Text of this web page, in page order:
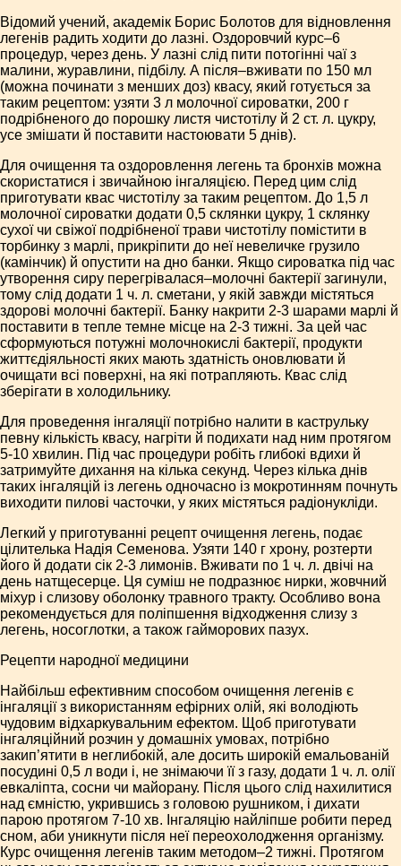
Відомий учений, академік Борис Болотов для відновлення
легенів радить ходити до лазні. Оздоровчий курс–6
процедур, через день. У лазні слід пити потогінні чаї з
малини, журавлини, підбілу. А після–вживати по 150 мл
(можна починати з менших доз) квасу, який готується за
таким рецептом: узяти 3 л молочної сироватки, 200 г
подрібненого до порошку листя чистотілу й 2 ст. л. цукру,
усе змішати й поставити настоювати 5 днів).
Для очищення та оздоровлення легень та бронхів можна
скористатися і звичайною інгаляцією. Перед цим слід
приготувати квас чистотілу за таким рецептом. До 1,5 л
молочної сироватки додати 0,5 склянки цукру, 1 склянку
сухої чи свіжої подрібненої трави чистотілу помістити в
торбинку з марлі, прикріпити до неї невеличке грузило
(камінчик) й опустити на дно банки. Якщо сироватка під час
утворення сиру перегрівалася–молочні бактерії загинули,
тому слід додати 1 ч. л. сметани, у якій завжди містяться
здорові молочні бактерії. Банку накрити 2-3 шарами марлі й
поставити в тепле темне місце на 2-3 тижні. За цей час
сформуються потужні молочнокислі бактерії, продукти
життєдіяльності яких мають здатність оновлювати й
очищати всі поверхні, на які потрапляють. Квас слід
зберігати в холодильнику.
Для проведення інгаляції потрібно налити в каструльку
певну кількість квасу, нагріти й подихати над ним протягом
5-10 хвилин. Під час процедури робіть глибокі вдихи й
затримуйте дихання на кілька секунд. Через кілька днів
таких інгаляцій із легень одночасно із мокротинням почнуть
виходити пилові часточки, у яких містяться радіонукліди.
Легкий у приготуванні рецепт очищення легень, подає
цілителька Надія Семенова. Узяти 140 г хрону, розтерти
його й додати сік 2-3 лимонів. Вживати по 1 ч. л. двічі на
день натщесерце. Ця суміш не подразнює нирки, жовчний
міхур і слизову оболонку травного тракту. Особливо вона
рекомендується для поліпшення відходження слизу з
легень, носоглотки, а також гайморових пазух.
Рецепти народної медицини
Найбільш ефективним способом очищення легенів є
інгаляції з використанням ефірних олій, які володіють
чудовим відхаркувальним ефектом. Щоб приготувати
інгаляційний розчин у домашніх умовах, потрібно
закип’ятити в неглибокій, але досить широкій емальованій
посудині 0,5 л води і, не знімаючи її з газу, додати 1 ч. л. олії
евкаліпта, сосни чи майорану. Після цього слід нахилитися
над ємністю, укрившись з головою рушником, і дихати
парою протягом 7-10 хв. Інгаляцію найліпше робити перед
сном, аби уникнути після неї переохолодження організму.
Курс очищення легенів таким методом–2 тижні. Протягом